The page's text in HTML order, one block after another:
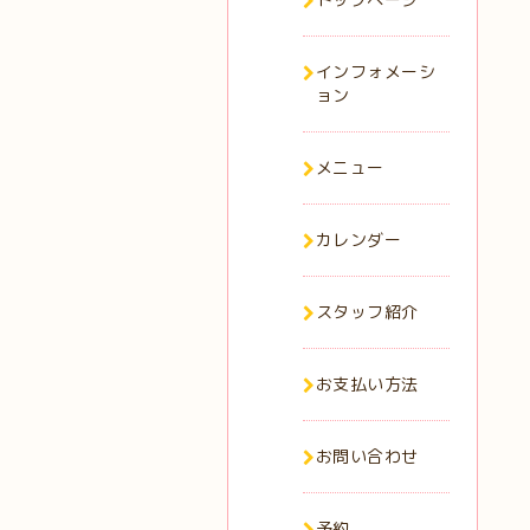
インフォメーシ
ョン
メニュー
カレンダー
スタッフ紹介
お支払い方法
お問い合わせ